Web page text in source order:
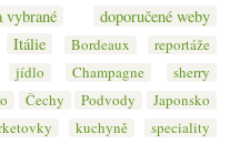
vybrané
doporučené weby
Itálie Bordeaux
reportáže
jídlo Champagne
sherry
Čechy Podvody
Japonsko
kuchyně
speciality